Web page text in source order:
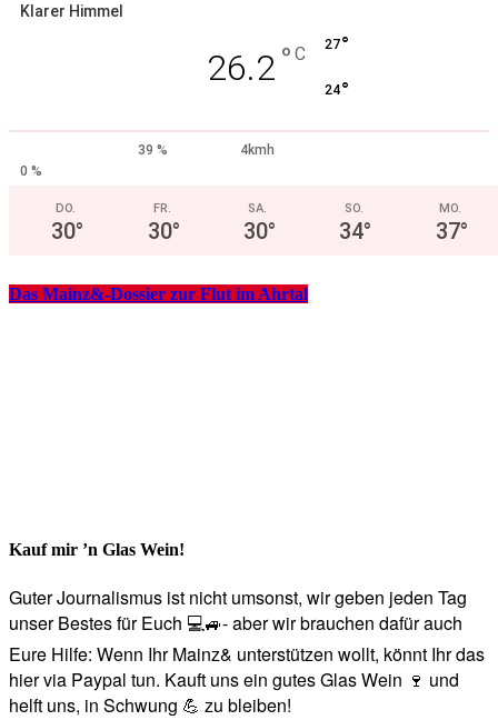
Klarer Himmel
26.2 ° C 27°
24°
39 %
4kmh
0 %
DO.
30°
FR.
30°
SA.
30°
SO.
34°
MO.
37°
Das Mainz&-Dossier zur Flut im Ahrtal
Kauf mir ’n Glas Wein!
Guter Journalismus ist nicht umsonst, wir geben jeden Tag
unser Bestes für Euch 💻🚙- aber wir brauchen dafür auch
Eure Hilfe: Wenn Ihr Mainz& unterstützen wollt, könnt Ihr das
hier via Paypal tun. Kauft uns ein gutes Glas Wein 🍷 und
helft uns, in Schwung 💪 zu bleiben!